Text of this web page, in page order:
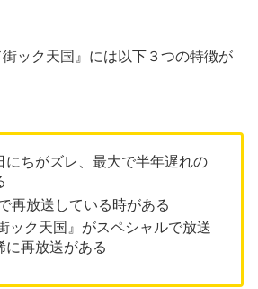
ック天国』には以下３つの特徴が
にちがズレ、最大で半年遅れの
再放送している時がある
ック天国』がスペシャルで放送
に再放送がある